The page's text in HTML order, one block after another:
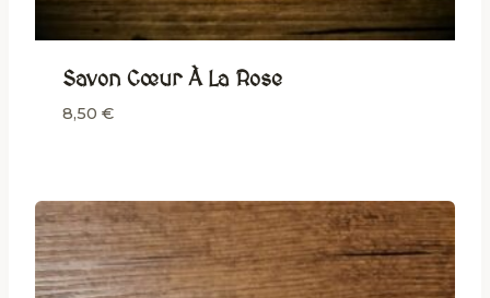
Savon Cœur À La Rose
8,50 €